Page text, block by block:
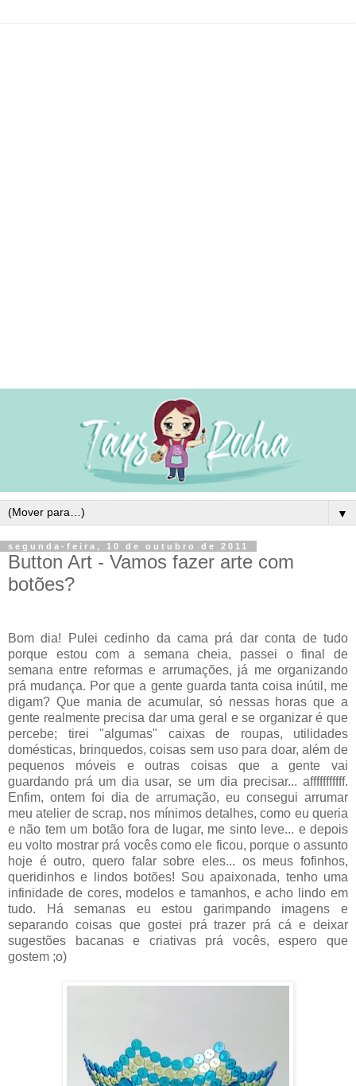
▼
segunda-feira, 10 de outubro de 2011
Button Art - Vamos fazer arte com
botões?
Bom dia! Pulei cedinho da cama prá dar conta de tudo
porque estou com a semana cheia, passei o final de
semana entre reformas e arrumações, já me organizando
prá mudança. Por que a gente guarda tanta coisa inútil, me
digam? Que mania de acumular, só nessas horas que a
gente realmente precisa dar uma geral e se organizar é que
percebe; tirei "algumas" caixas de roupas, utilidades
domésticas, brinquedos, coisas sem uso para doar, além de
pequenos móveis e outras coisas que a gente vai
guardando prá um dia usar, se um dia precisar... afffffffffff.
Enfim, ontem foi dia de arrumação, eu consegui arrumar
meu atelier de scrap, nos mínimos detalhes, como eu queria
e não tem um botão fora de lugar, me sinto leve... e depois
eu volto mostrar prá vocês como ele ficou, porque o assunto
hoje é outro, quero falar sobre eles... os meus fofinhos,
queridinhos e lindos botões! Sou apaixonada, tenho uma
infinidade de cores, modelos e tamanhos, e acho lindo em
tudo. Há semanas eu estou garimpando imagens e
separando coisas que gostei prá trazer prá cá e deixar
sugestões bacanas e criativas prá vocês, espero que
gostem ;o)